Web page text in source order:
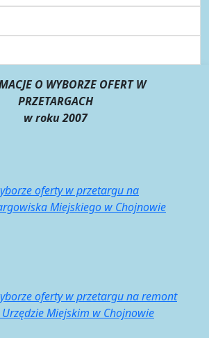
O WYBORZE OFERT W
PRZETARGACH
w roku 2007
oferty w przetargu na
Miejskiego w Chojnowie
oferty w przetargu na remont
Miejskim w Chojnowie